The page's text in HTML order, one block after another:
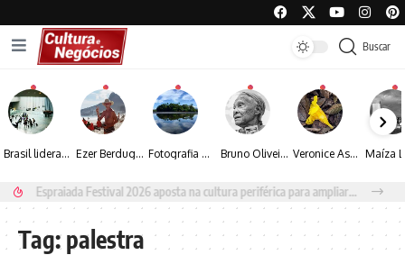
Buscar
Brasil lidera crescimento entre os 15 maiores mercados globais de viagens corporativas Ezer Berdugo transforma experiências multiculturais e memórias em narrativas visuais por meio da fotografia Fotografia de Fátima Carlini transforma paisagens naturais em experiências de contemplação Bruno Oliveira retrata o cotidiano urbano por meio da fotografia em preto e branco Veronice Assini Saes transforma a natureza em fotografias marcadas pela sensibilidade
Espraiada Festival 2026 aposta na cultura periférica para ampliar oportunidades na zona sul
Tag:palestra